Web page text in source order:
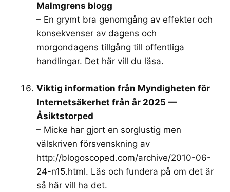
Malmgrens blogg
– En grymt bra genomgång av effekter och
konsekvenser av dagens och
morgondagens tillgång till offentliga
handlingar. Det här vill du läsa.
Viktig information från Myndigheten för
Internetsäkerhet från år 2025 —
Åsiktstorped
– Micke har gjort en sorglustig men
välskriven försvenskning av
http://blogoscoped.com/archive/2010-06-
24-n15.html. Läs och fundera på om det är
så här vill ha det.